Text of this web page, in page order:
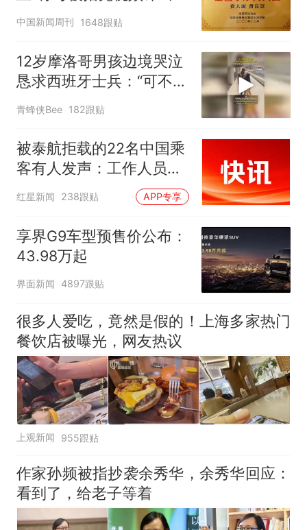
官方回应
中国新闻周刊 1648跟贴
12岁摩洛哥男孩边境哭泣
恳求西班牙士兵：“可不可
以不要把我遣返回国”
青蜂侠Bee 182跟贴
被泰航拒载的22名中国乘
客有人发声：工作人员承
诺免费改签，最后却自费
红星新闻 238跟贴 APP专享
享界G9车型预售价公布：
43.98万起
界面新闻 4897跟贴
很多人爱吃，竟然是假的！上海多家热门
餐饮店被曝光，网友热议
上观新闻 955跟贴
作家孙频被指抄袭余秀华，余秀华回应：
看到了，给老子等着